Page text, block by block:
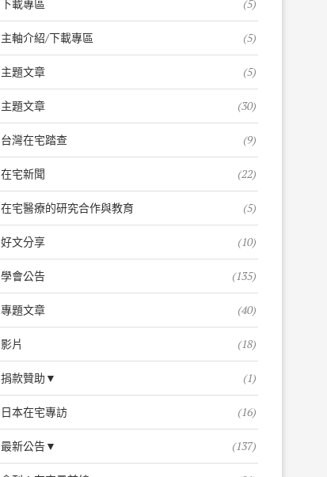
下載專區 (5)
主軸介紹/下載專區 (5)
主題文章 (5)
主題文章 (30)
台灣在宅踏查 (9)
在宅新聞 (22)
在宅醫療的研究合作與教育 (5)
好文分享 (10)
學會公告 (135)
專題文章 (40)
影片 (18)
捐款贊助▼ (1)
日本在宅專訪 (16)
最新公告▼ (137)